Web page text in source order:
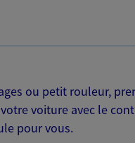
ou petit rouleur,
voiture avec le
pour vous.